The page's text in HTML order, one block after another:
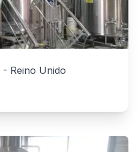
- Reino Unido